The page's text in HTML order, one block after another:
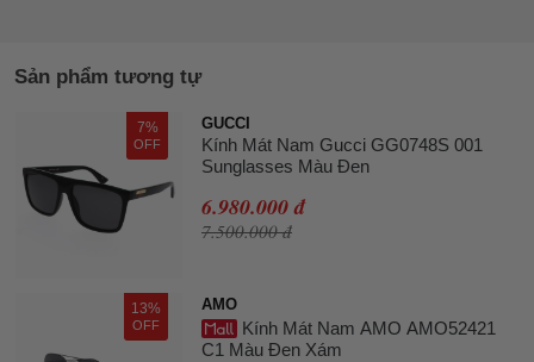
Sản phẩm tương tự
7%
OFF
GUCCI
Kính Mát Nam Gucci GG0748S 001
Sunglasses Màu Đen
6.980.000 đ
7.500.000 đ
13%
OFF
AMO
Kính Mát Nam AMO AMO52421
C1 Màu Đen Xám